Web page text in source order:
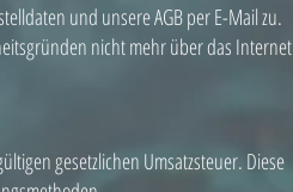
und unsere AGB per E-Mail zu.
nicht mehr über das Internet
gesetzlichen Umsatzsteuer. Diese